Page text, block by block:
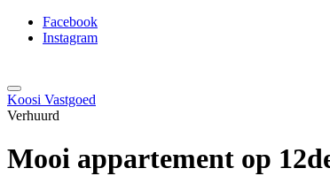
Facebook
Instagram
Koosi Vastgoed
Verhuurd
Mooi appartement op